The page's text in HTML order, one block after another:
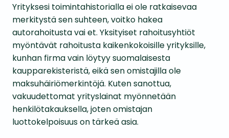
Yrityksesi toimintahistorialla ei ole ratkaisevaa
merkitystä sen suhteen, voitko hakea
autorahoitusta vai et. Yksityiset rahoitusyhtiöt
myöntävät rahoitusta kaikenkokoisille yrityksille,
kunhan firma vain löytyy suomalaisesta
kaupparekisteristä, eikä sen omistajilla ole
maksuhäiriömerkintöjä. Kuten sanottua,
vakuudettomat yrityslainat myönnetään
henkilötakauksella, joten omistajan
luottokelpoisuus on tärkeä asia.